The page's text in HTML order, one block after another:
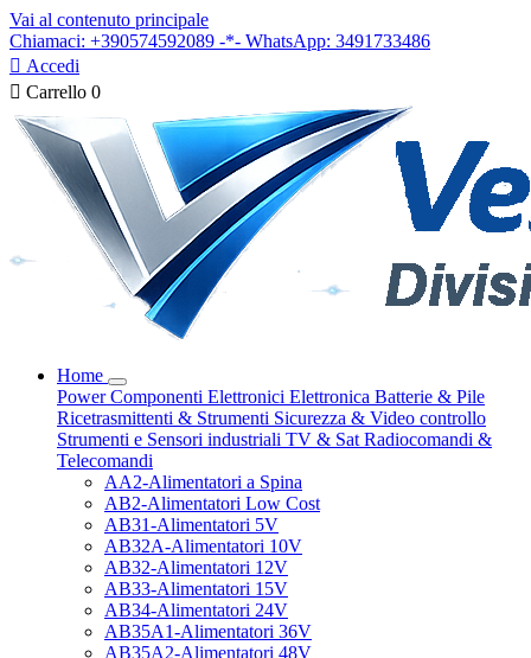
Vai al contenuto principale
Chiamaci: +390574592089 -*- WhatsApp: 3491733486
 Accedi
 Carrello 0
Home
PowerComponenti Elettronici Elettronica Batterie & Pile
Ricetrasmittenti & Strumenti Sicurezza & Video controllo
Strumenti e Sensori industriali TV & Sat Radiocomandi &
Telecomandi
AA2-Alimentatori a Spina
AB2-Alimentatori Low Cost
AB31-Alimentatori 5V
AB32A-Alimentatori 10V
AB32-Alimentatori 12V
AB33-Alimentatori 15V
AB34-Alimentatori 24V
AB35A1-Alimentatori 36V
AB35A2-Alimentatori 48V